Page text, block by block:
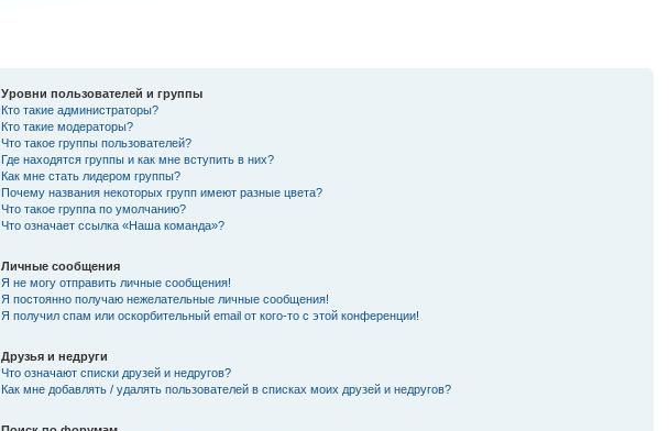
Уровни пользователей и группы
Кто такие администраторы?
Кто такие модераторы?
Что такое группы пользователей?
Где находятся группы и как мне вступить в них?
Как мне стать лидером группы?
Почему названия некоторых групп имеют разные цвета?
Что такое группа по умолчанию?
Что означает ссылка «Наша команда»?
Личные сообщения
Я не могу отправить личные сообщения!
Я постоянно получаю нежелательные личные сообщения!
Я получил спам или оскорбительный email от кого-то с этой конференции!
Друзья и недруги
Что означают списки друзей и недругов?
Как мне добавлять / удалять пользователей в списках моих друзей и недругов?